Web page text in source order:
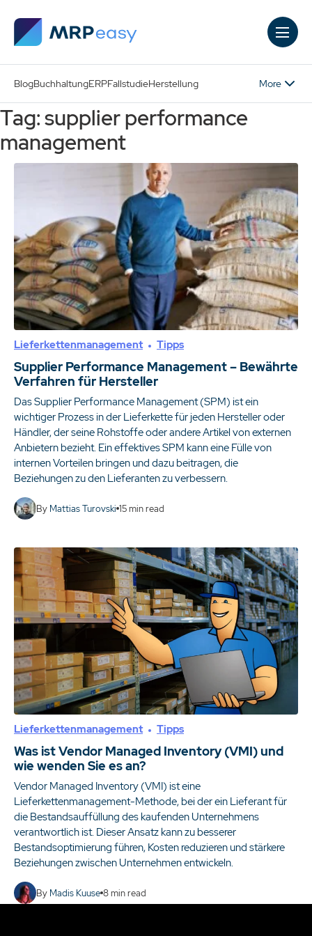
BlogBuchhaltungERPFallstudieHerstellung More
Tag: supplier performance
management
Lieferkettenmanagement Tipps
Supplier Performance Management – Bewährte
Verfahren für Hersteller
Das Supplier Performance Management (SPM) ist ein
wichtiger Prozess in der Lieferkette für jeden Hersteller oder
Händler, der seine Rohstoffe oder andere Artikel von externen
Anbietern bezieht. Ein effektives SPM kann eine Fülle von
internen Vorteilen bringen und dazu beitragen, die
Beziehungen zu den Lieferanten zu verbessern.
By Mattias Turovski 15min read
Lieferkettenmanagement Tipps
Was ist Vendor Managed Inventory (VMI) und
wie wenden Sie es an?
Vendor Managed Inventory (VMI) ist eine
Lieferkettenmanagement-Methode, bei der ein Lieferant für
die Bestandsauffüllung des kaufenden Unternehmens
verantwortlich ist. Dieser Ansatz kann zu besserer
Bestandsoptimierung führen, Kosten reduzieren und stärkere
Beziehungen zwischen Unternehmen entwickeln.
By Madis Kuuse 8min read